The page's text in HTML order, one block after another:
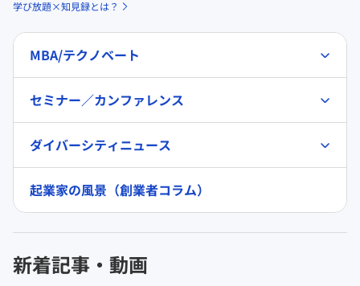
学び放題×知見録とは？
MBA/テクノベート
セミナー／カンファレンス
ダイバーシティニュース
起業家の風景（創業者コラム）
新着記事・動画